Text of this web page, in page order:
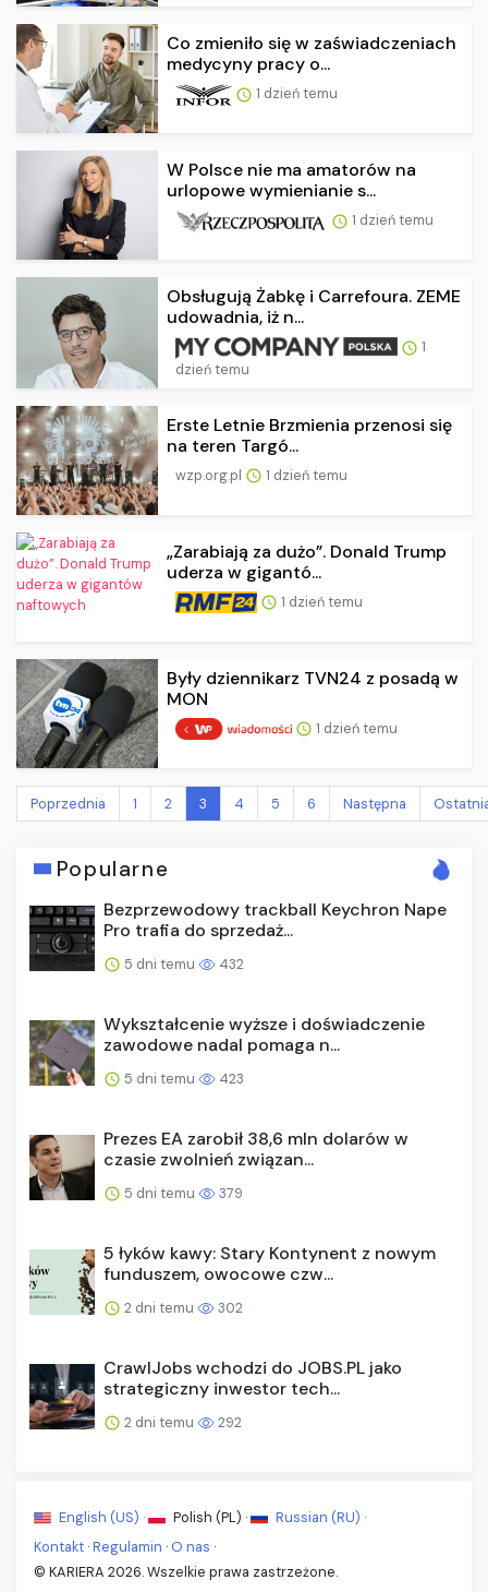
Co zmieniło się w zaświadczeniach
medycyny pracy o...
1 dzień temu
W Polsce nie ma amatorów na
urlopowe wymienianie s...
1 dzień temu
Obsługują Żabkę i Carrefoura. ZEME
udowadnia, iż n...
1
dzień temu
Erste Letnie Brzmienia przenosi się
na teren Targó...
wzp.org.pl 1 dzień temu
„Zarabiają za dużo”. Donald Trump
uderza w gigantó...
1 dzień temu
Były dziennikarz TVN24 z posadą w
MON
1 dzień temu
Poprzednia 1 2 3 4 5 6 Następna
Popularne
Bezprzewodowy trackball Keychron Nape
Pro trafia do sprzedaż...
5 dni temu 432
Wykształcenie wyższe i doświadczenie
zawodowe nadal pomaga n...
5 dni temu 423
Prezes EA zarobił 38,6 mln dolarów w
czasie zwolnień związan...
5 dni temu 379
5 łyków kawy: Stary Kontynent z nowym
funduszem, owocowe czw...
2 dni temu 302
CrawlJobs wchodzi do JOBS.PL jako
strategiczny inwestor tech...
2 dni temu 292
English (US) · Polish (PL) ·
Russian (RU) ·
Kontakt ·Regulamin · O nas ·
© KARIERA 2026. Wszelkie prawa zastrzeżone.